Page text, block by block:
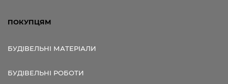
ПОКУПЦЯМ
БУДІВЕЛЬНІ МАТЕРІАЛИ
БУДІВЕЛЬНІ РОБОТИ